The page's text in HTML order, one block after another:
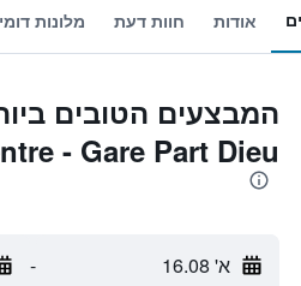
אודות חוות דעת מלונות
- Gare Part Dieu
א' 16.08 -